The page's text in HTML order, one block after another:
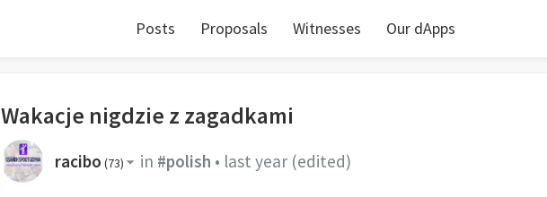
Posts Proposals Witnesses Our dApps
Wakacje nigdzie z zagadkami
racibo (73) in #polish • last year (edited)